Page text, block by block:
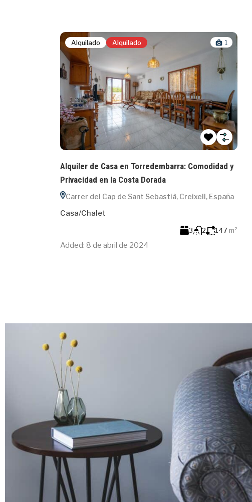
Alquilado Alquilado 1
Alquiler de Casa en Torredembarra: Comodidad y
Privacidad en la Costa Dorada
Carrer del Cap de Sant Sebastià, Creixell, España
Casa/Chalet
3 2 147 m²
Added:8 de abril de 2024